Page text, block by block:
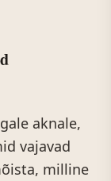
aknale,
vajavad
milline